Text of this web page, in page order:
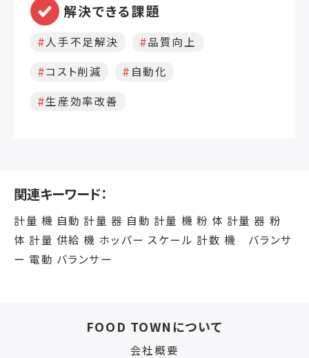
解決できる課題
人手不足解決
品質向上
コスト削減
自動化
生産効率改善
関連キーワード：
計量 機 自動 計量 器 自動 計量 機 粉 体 計量 器 粉
体 計量 供給 機 ホッパー スケール 計数 機 バランサ
ー 電動 バランサー
FOOD TOWNについて
会社概要